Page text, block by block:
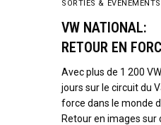
SORTIES & ÉVÉNEMENTS
VW NATIONAL:
RETOUR EN
Avec plus de 1 200
jours sur le circuit du
force dans le monde
Retour en images sur